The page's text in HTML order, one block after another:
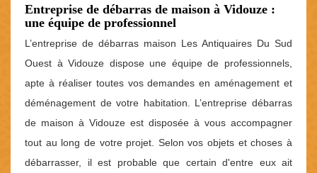
Entreprise de débarras de maison à Vidouze :
une équipe de professionnel
L’entreprise de débarras maison Les Antiquaires Du Sud
Ouest à Vidouze dispose une équipe de professionnels,
apte à réaliser toutes vos demandes en aménagement et
déménagement de votre habitation. L’entreprise débarras
de maison à Vidouze est disposée à vous accompagner
tout au long de votre projet. Selon vos objets et choses à
débarrasser, il est probable que certain d'entre eux ait